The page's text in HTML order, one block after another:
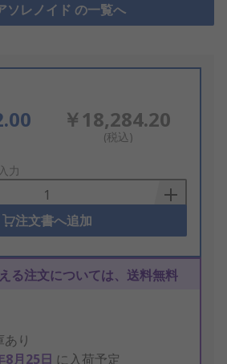
ソレノイド の一覧へ
￥18,284.20
(税込)
力
注文書へ追加
る注文については、送料無料
り
8月25日 に入荷予定